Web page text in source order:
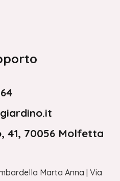
41, 70056 Molfetta
Marta Anna | Via